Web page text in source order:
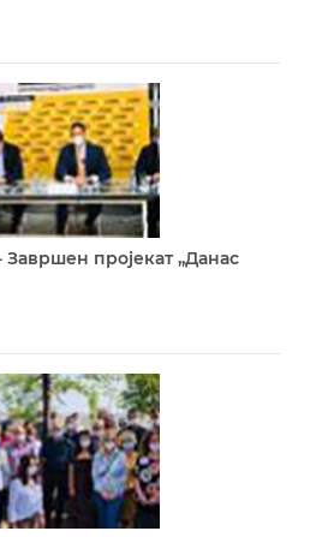
пројекат „Данас